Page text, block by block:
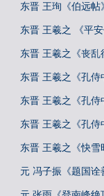
东晋 王珣《伯远帖》
东晋 王羲之 《平安
东晋 王羲之《丧乱
东晋 王羲之《孔侍
东晋 王羲之《孔侍
东晋 王羲之《孔侍
东晋 王羲之《快雪
元 冯子振《题国诠